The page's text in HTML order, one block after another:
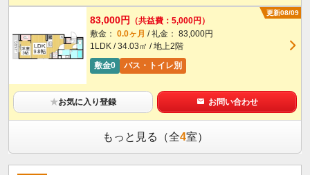
更新08/09
83,000円
（共益費：5,000円）
敷金： 0.0ヶ月 / 礼金： 83,000円
1LDK / 34.03㎡ / 地上2階
敷金0
バス・トイレ別
★お気に入り登録 お問い合わせ
もっと見る（全4室）